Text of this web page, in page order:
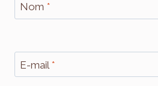
Nom *
E-mail *